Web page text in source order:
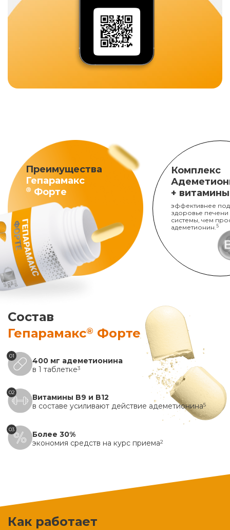
Преимущества
Гепарамакс
® Форте
Комплекс
+
эффективнее
здоровье печени
системы, чем
адеметионин. 5
Состав
Гепарамакс® Форте
01
400 мг адеметионина
в 1 таблетке3
02
Витамины B9 и B12
в составе усиливают действие адеметионина5
03
Более 30%
экономия средств на курс приема2
Как работает